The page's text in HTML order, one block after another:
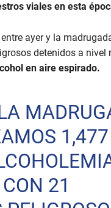
viales en esta
ayer y la
detenidos a nivel
en aire espirado.
1,477
21